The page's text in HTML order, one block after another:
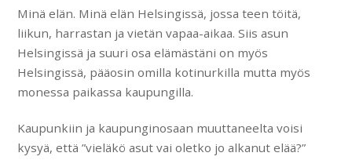
Minä elän. Minä elän Helsingissä, jossa teen töitä,
liikun, harrastan ja vietän vapaa-aikaa. Siis asun
Helsingissä ja suuri osa elämästäni on myös
Helsingissä, pääosin omilla kotinurkilla mutta myös
monessa paikassa kaupungilla.
Kaupunkiin ja kaupunginosaan muuttaneelta voisi
kysyä, että ”vieläkö asut vai oletko jo alkanut elää?”